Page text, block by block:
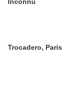
Trocadero, Paris